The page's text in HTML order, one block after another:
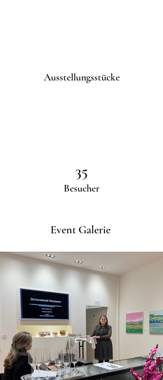
Ausstellungsstücke
35
Besucher
Event Galerie